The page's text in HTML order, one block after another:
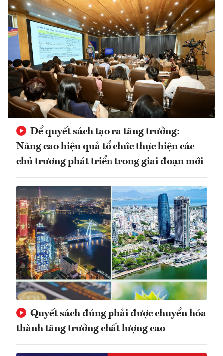
Để quyết sách tạo ra tăng trưởng:
Nâng cao hiệu quả tổ chức thực hiện các
chủ trương phát triển trong giai đoạn mới
Quyết sách đúng phải được chuyển hóa
thành tăng trưởng chất lượng cao